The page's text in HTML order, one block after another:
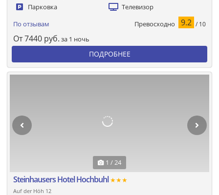
Парковка
Телевизор
По отзывам Превосходно 9.2 / 10
От7440 руб. за 1 ночь
ПОДРОБНЕЕ
1 / 24
Steinhausers Hotel Hochbuhl★★★
Auf der Höh 12